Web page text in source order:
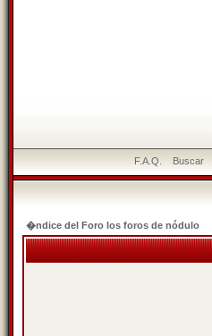
F.A.Q. Buscar
�ndice del Foro los foros de nódulo